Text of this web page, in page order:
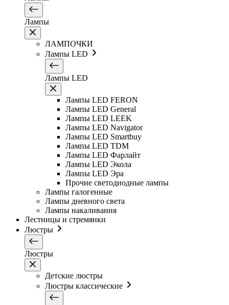
Лампы
ЛАМПОЧКИ
Лампы LED
Лампы LED
Лампы LED FERON
Лампы LED General
Лампы LED LEEK
Лампы LED Navigator
Лампы LED Smartbuy
Лампы LED TDM
Лампы LED Фарлайт
Лампы LED Экола
Лампы LED Эра
Прочие светодиодные лампы
Лампы галогенные
Лампы дневного света
Лампы накаливания
Лестницы и стремянки
Люстры
Люстры
Детские люстры
Люстры классические